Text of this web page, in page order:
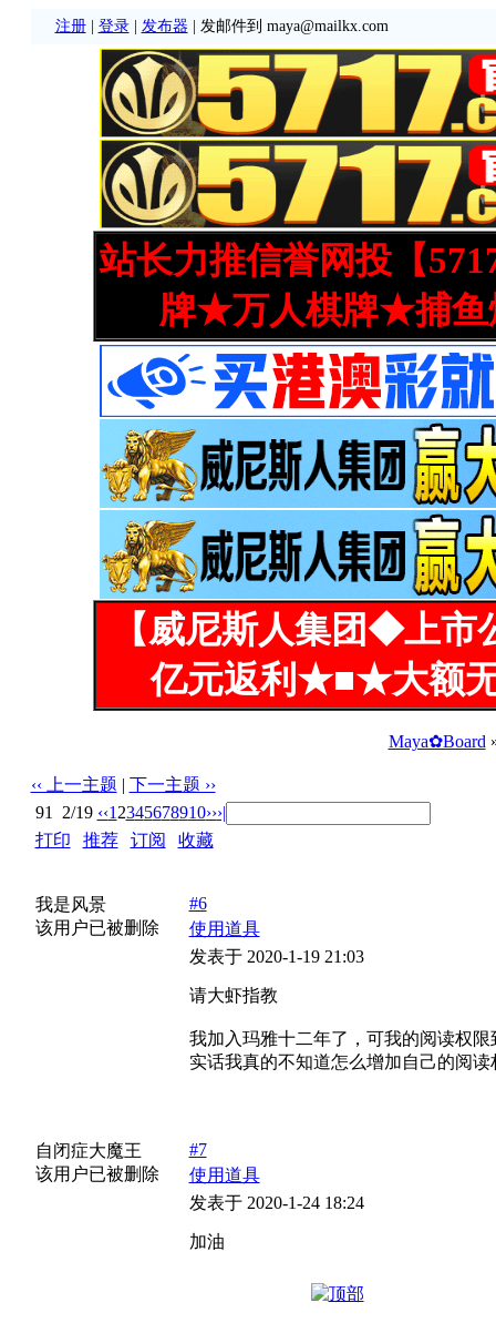
注册| 登录| 发布器 | 发邮件到 maya@mailkx.com
站长力推信誉网投【
牌★万人棋牌★捕鱼
【威尼斯人集团◆上
亿元返利★■★大额
Maya✿Board
‹‹ 上一主题 | 下一主题 ››
91
2/19 ‹‹1 2345678910›››|
打印
推荐| 订阅
收藏
我是风景
该用户已被删除
#6
使用道具
发表于 2020-1-19 21:03
请大虾指教
我加入玛雅十二年了，可我的阅读权
实话我真的不知道怎么增加自己的阅
自闭症大魔王
该用户已被删除
#7
使用道具
发表于 2020-1-24 18:24
加油